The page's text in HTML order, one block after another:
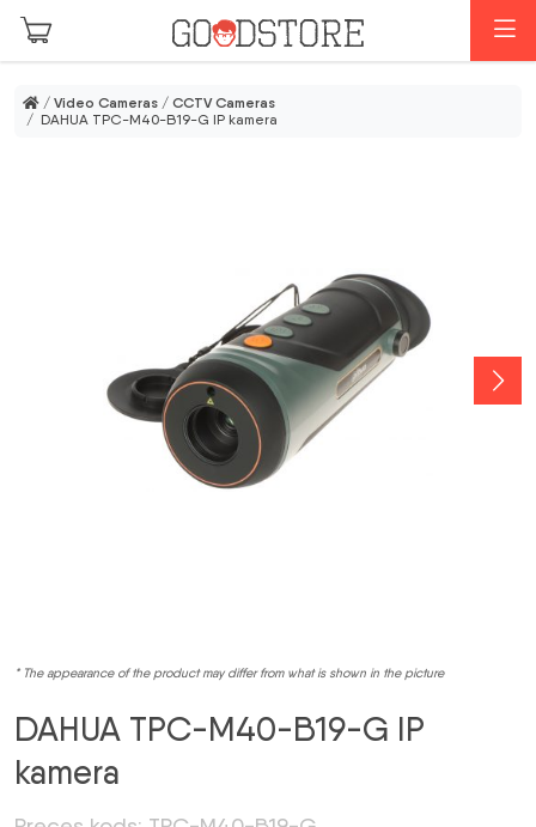
Skip to main content
/ Video Cameras / CCTV Cameras
/ DAHUA TPC-M40-B19-G IP kamera
* The appearance of the product may differ from what is shown in the picture
DAHUA TPC-M40-B19-G IP
kamera